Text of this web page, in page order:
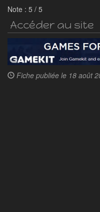
Note : 5 / 5
Accéder au site
Fiche publiée le 18 août